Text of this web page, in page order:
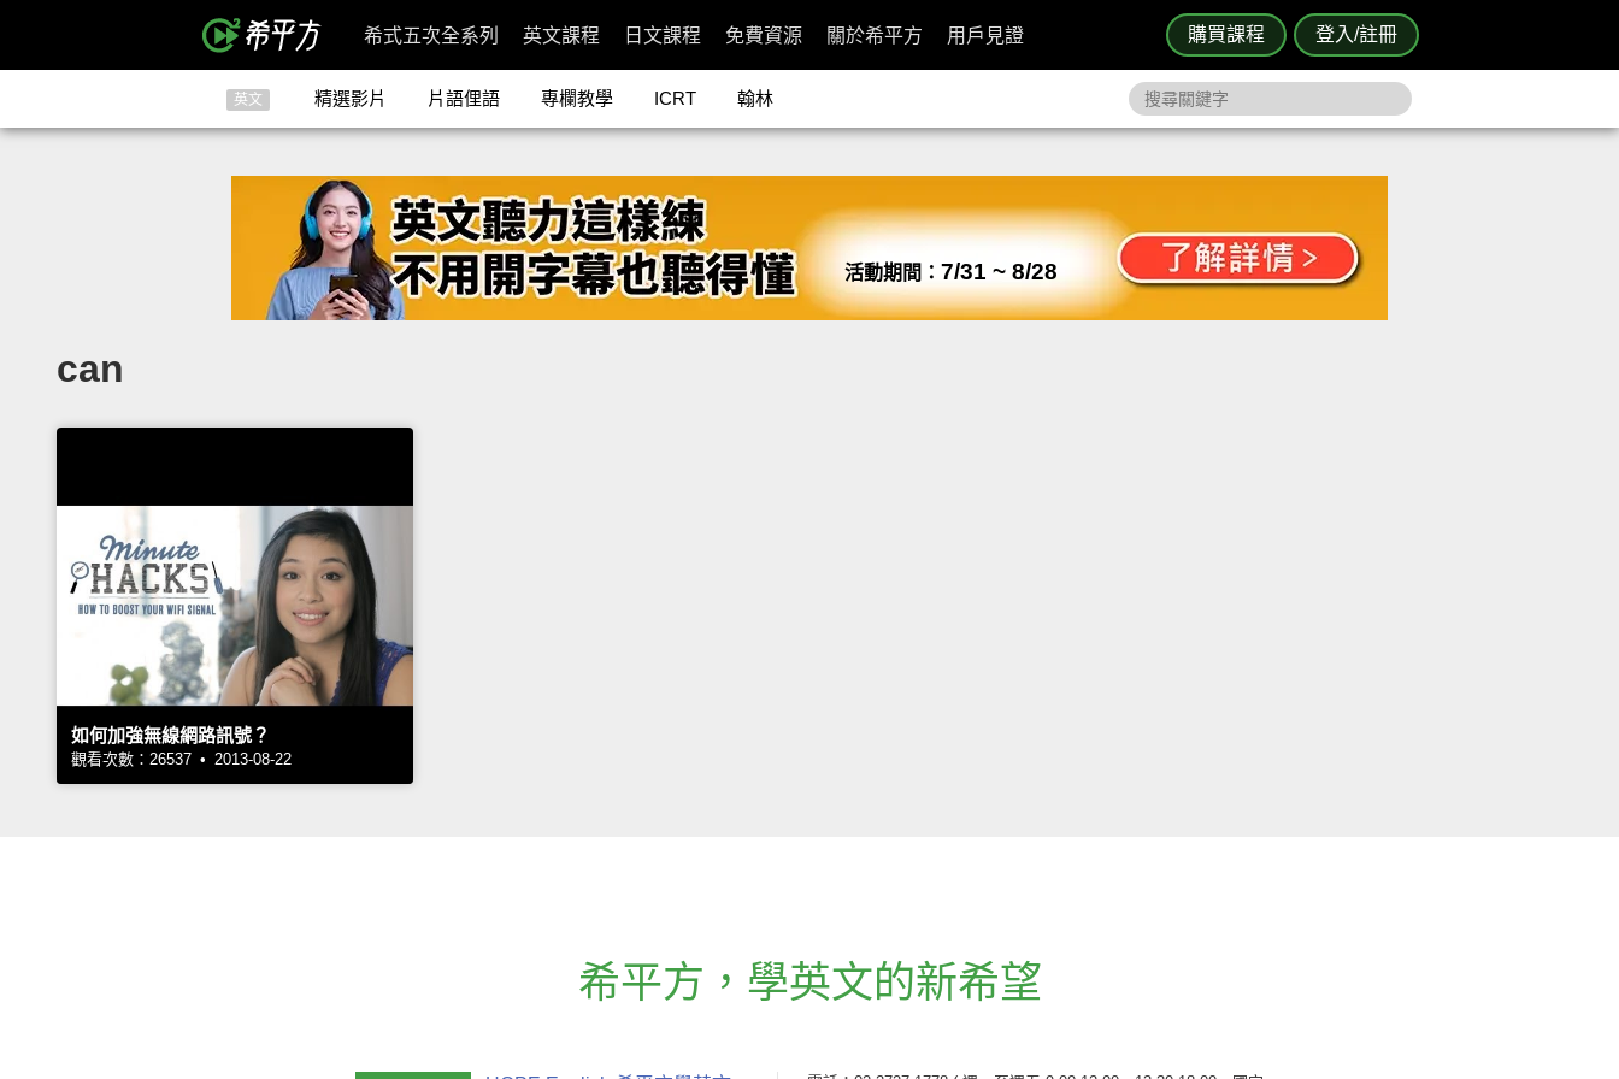
購買課程 登入/註冊
希式五次全系列 英文課程 日文課程 免費資源 關於希平方 用戶見證
英文 精選影片 片語俚語 專欄教學 ICRT 翰林
活動期間： 7/31 ~ 8/28
can
如何加強無線網路訊號？
觀看次數：26537 • 2013-08-22
希平方 ， 學英文的新希望